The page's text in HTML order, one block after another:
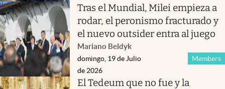
Tras el Mundial, Milei empieza a
rodar, el peronismo fracturado y
el nuevo outsider entra al juego
Mariano Beldyk
Members
domingo, 19 de Julio
de 2026
El Tedeum que no fue y la